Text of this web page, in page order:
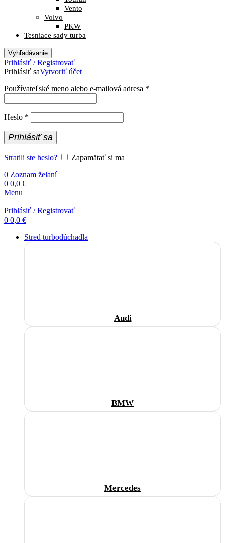
Vento
Volvo
PKW
Tesniace sady turba
Vyhľadávanie
Prihlásiť / Registrovať
Prihlásiť saVytvoriť účet
Používateľské meno alebo e-mailová adresa *
Heslo *
Prihlásiť sa
Stratili ste heslo?
Zapamätať si ma
0 Zoznam želaní
0 0,0 €
Menu
Prihlásiť / Registrovať
0 0,0 €
Stred turbodúchadla
Audi
BMW
Mercedes